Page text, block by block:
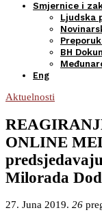
Smjernice i
Ljudska
BH
Eng
Aktuelnosti
ONLINE
Milorada
27. Juna 2019. 26